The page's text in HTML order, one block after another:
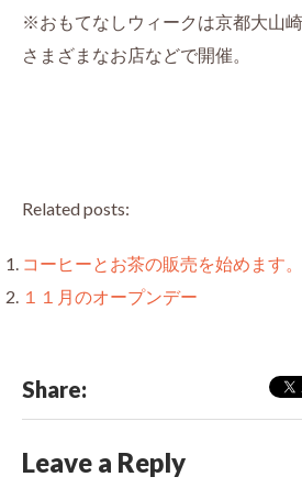
※おもてなしウィークは京都大山
さまざまなお店などで開催。
Related posts:
コーヒーとお茶の販売を始めます。
１１月のオープンデー
Share:
Leave a Reply